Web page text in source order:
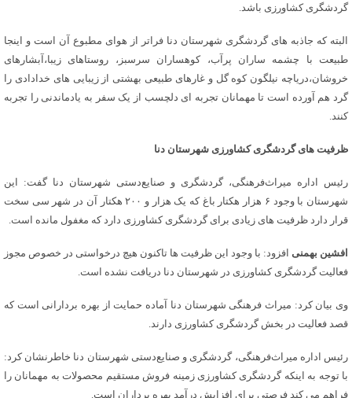
گردشگری کشاورزی باشد.
البته که جاذبه های گردشگری شهرستان دنا فراتر از هوای مطبوع آن است و اینجا
طبیعت با چشمه ساران پرآب، کوهساران سرسبز، روستاهای زیبا،آبشارهای
خروشان،دریاچه نیلگون کوه گل و غارهای طبیعی بهشتی از زیبایی های خدادادی را
گرد هم آورده است تا مهمانان تجربه ای دلچسب از یک سفر به یادماندنی را تجربه
کنند.
ظرفیت های گردشگری کشاورزی شهرستان دنا
رئیس اداره میراث‌فرهنگی، گردشگری و صنایع‌دستی شهرستان دنا گفت: این
شهرستان با وجود ۶ هزار هکتار باغ که یک هزار و ۲۰۰ هکتار آن در شهر سی سخت
قرار دارد ظرفیت های زیادی برای گردشگری کشاورزی دارد که مغفول مانده است.
افشین بهمنی افزود: با وجود این ظرفیت ها تاکنون هیچ درخواستی در خصوص مجوز
فعالیت گردشگری کشاورزی در شهرستان دنا دریافت نشده است.
وی بیان کرد: میراث فرهنگی شهرستان دنا آماده حمایت از بهره بردارانی است که
قصد فعالیت در بخش گردشگری کشاورزی دارند.
رئیس اداره میراث‌فرهنگی، گردشگری و صنایع‌دستی شهرستان دنا خاطرنشان کرد:
با توجه به اینکه گردشگری کشاورزی زمینه فروش مستقیم محصولات به مهمانان را
فراهم می کند فرصتی برای افزایش درآمد بهره برداران است.